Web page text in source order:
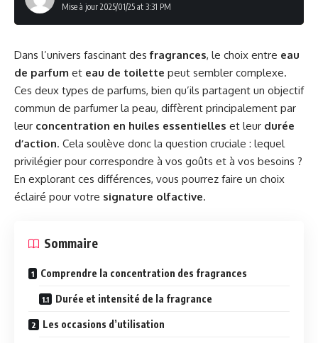
Mise à jour 2025/01/25 at 3:31 PM
Dans l’univers fascinant desfragrances, le choix entre eau
de parfum et eau de toilette peut sembler complexe.
Ces deux types de parfums, bien qu’ils partagent un objectif
commun de parfumer la peau, diffèrent principalement par
leur concentration en huiles essentielles et leur durée
d’action. Cela soulève donc la question cruciale : lequel
privilégier pour correspondre à vos goûts et à vos besoins ?
En explorant ces différences, vous pourrez faire un choix
éclairé pour votre signature olfactive.
Sommaire
Comprendre la concentration des fragrances
Durée et intensité de la fragrance
Les occasions d’utilisation